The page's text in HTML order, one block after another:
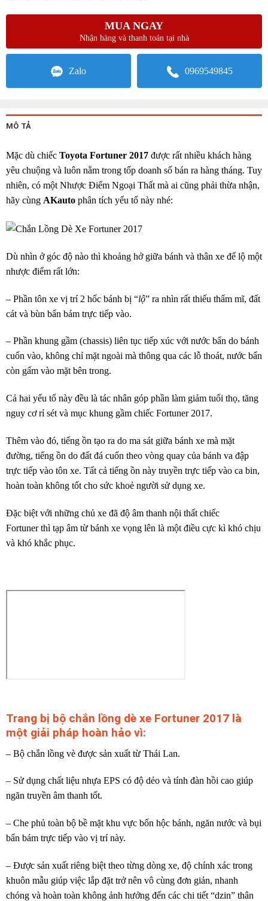
MUA NGAY
Nhận hàng và thanh toán tại nhà
Zalo 0969549845
MÔ TẢ
Mặc dù chiếc Toyota Fortuner 2017 được rất nhiều khách hàng
yêu chuộng và luôn nằm trong tốp doanh số bán ra hàng tháng. Tuy
nhiên, có một Nhược Điểm Ngoại Thất mà ai cũng phải thừa nhận,
hãy cùng AKauto phân tích yếu tố này nhé:
Dù nhìn ở góc độ nào thì khoảng hở giữa bánh và thân xe để lộ một
nhược điểm rất lớn:
– Phần tôn xe vị trí 2 hốc bánh bị “lộ” ra nhìn rất thiếu thẩm mĩ, đất
cát và bùn bẩn bám trực tiếp vào.
– Phần khung gầm (chassis) liên tục tiếp xúc với nước bẩn do bánh
cuốn vào, không chỉ mặt ngoài mà thông qua các lỗ thoát, nước bẩn
còn gấm vào mặt bên trong.
Cả hai yếu tố này đều là tác nhân góp phần làm giảm tuổi thọ, tăng
nguy cơ rỉ sét và mục khung gầm chiếc Fortuner 2017.
Thêm vào đó, tiếng ồn tạo ra do ma sát giữa bánh xe mà mặt
đường, tiếng ồn do đất đá cuốn theo vòng quay của bánh va đập
trực tiếp vào tôn xe. Tất cả tiếng ồn này truyền trực tiếp vào ca bin,
hoàn toàn không tốt cho sức khoẻ người sử dụng xe.
Đặc biệt với những chủ xe đã độ âm thanh nội thất chiếc
Fortuner thì tạp âm từ bánh xe vọng lên là một điều cực kì khó chịu
và khó khắc phục.
Trang bị bộ chắn lồng dè xe Fortuner 2017 là
một giải pháp hoàn hảo vì:
– Bộ chắn lồng vè được sản xuất từ Thái Lan.
– Sử dụng chất liệu nhựa EPS có độ dẻo và tính đàn hồi cao giúp
ngăn truyền âm thanh tốt.
– Che phủ toàn bộ bề mặt khu vực bốn hộc bánh, ngăn nước và bụi
bẩn bám trực tiếp vào vị trí này.
– Được sản xuất riêng biệt theo từng dòng xe, độ chính xác trong
khuôn mẫu giúp việc lắp đặt trở nên vô cùng đơn giản, nhanh
chóng và hoàn toàn không ảnh hưởng đến các chi tiết “dzin” thân